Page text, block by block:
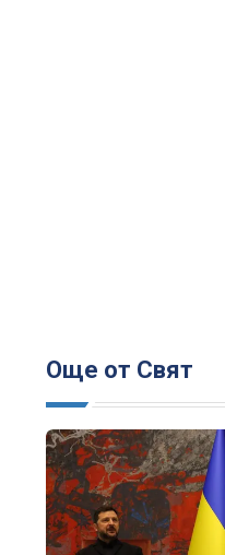
Още от Свят